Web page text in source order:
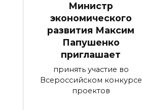
Министр
экономического
развития Максим
Папушенко
приглашает
принять участие во
Всероссийском конкурсе
проектов